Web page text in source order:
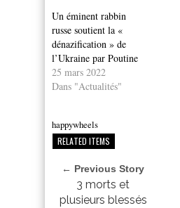
Un éminent rabbin
russe soutient la «
dénazification » de
l’Ukraine par Poutine
25 mars 2022
Dans "Actualités"
happywheels
RELATED ITEMS
← Previous Story
3 morts et
plusieurs blessés